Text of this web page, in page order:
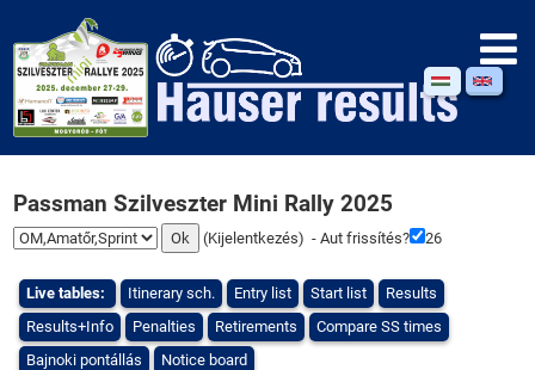
Passman Szilveszter Mini Rally 2025
(Kijelentkezés) - Aut frissítés? 26
Live tables: Itinerary sch. Entry list Start list
Results
Results+Info
Penalties Retirements
Compare SS times
Bajnoki pontállás
Notice board